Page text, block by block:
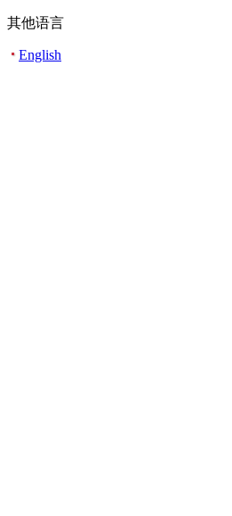
其他语言
English